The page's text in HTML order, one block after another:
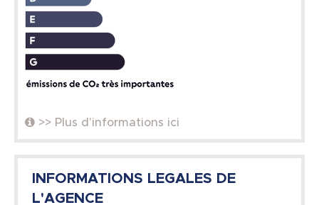
>> Plus d'informations ici
INFORMATIONS LEGALES DE
L'AGENCE